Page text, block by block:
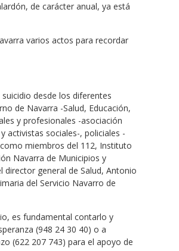
de carácter anual, ya está
varios actos para recordar
desde los diferentes
de Navarra -Salud, Educación,
y profesionales -asociación
activistas sociales-, policiales -
miembros del 112, Instituto
Navarra de Municipios y
general de Salud, Antonio
del Servicio Navarro de
es fundamental contarlo y
(948 24 30 40) o a
(622 207 743) para el apoyo de